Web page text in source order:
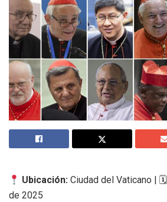
Ubicación: Ciudad del Vaticano | 🗓
de 2025